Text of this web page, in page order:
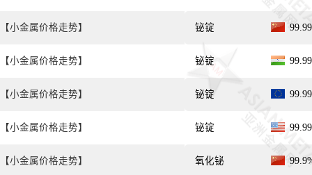
【小金属价格走势】
【小金属价格走势】
【小金属价格走势】
【小金属价格走势】
【小金属价格走势】
铋锭
铋锭
铋锭
铋锭
氧化铋